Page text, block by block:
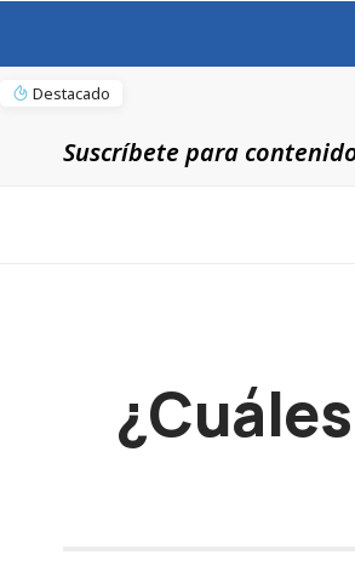
Destacado
Suscríbete para